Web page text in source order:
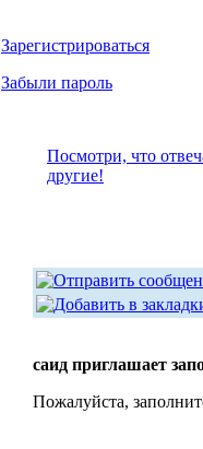
Зарегистрироваться
Забыли пароль
Посмотри, что
другие!
саид приглашает
Пожалуйста,